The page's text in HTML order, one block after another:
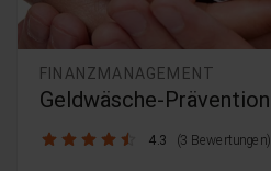
FINANZMANAGEMENT
Geldwäsche-Prävention
4.3 / 5 4.3 (3 Bewertungen)